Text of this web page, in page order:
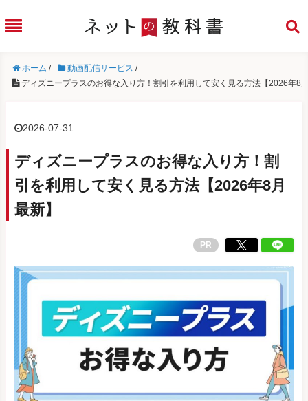
ホーム / 動画配信サービス /
ディズニープラスのお得な入り方！割引を利用して安く見る方法【2026年8
2026-07-31
ディズニープラスのお得な入り方！割
引を利用して安く見る方法【2026年8月
最新】
PR